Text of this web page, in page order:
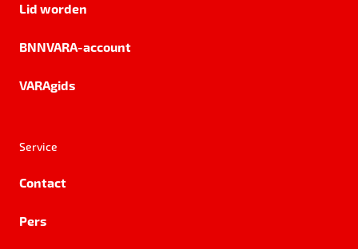
Lid worden
BNNVARA-account
VARAgids
Service
Contact
Pers